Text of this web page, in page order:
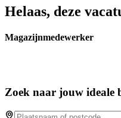
Helaas, deze
Magazijnmedewerker
Zoek naar jouw ideale